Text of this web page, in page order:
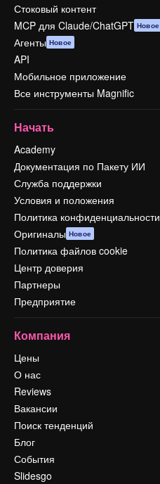
Стоковый контент
MCP для Claude/ChatGPT Новое
Агенты Новое
API
Мобильное приложение
Все инструменты Magnific
Начать
Academy
Документация по Пакету ИИ
Служба поддержки
Условия и положения
Политика конфиденциальности
Оригиналы Новое
Политика файлов cookie
Центр доверия
Партнеры
Предприятие
Компания
Цены
О нас
Reviews
Вакансии
Поиск тенденций
Блог
События
Slidesgo